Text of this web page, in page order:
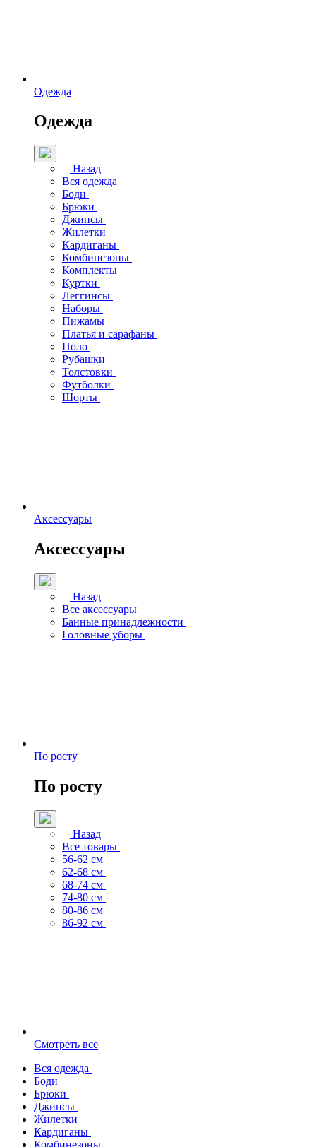
Одежда
Одежда
Назад
Вся одежда
Боди
Брюки
Джинсы
Жилетки
Кардиганы
Комбинезоны
Комплекты
Куртки
Леггинсы
Наборы
Пижамы
Платья и сарафаны
Поло
Рубашки
Толстовки
Футболки
Шорты
Аксессуары
Аксессуары
Назад
Все аксессуары
Банные принадлежности
Головные уборы
По росту
По росту
Назад
Все товары
56-62 см
62-68 см
68-74 см
74-80 см
80-86 см
86-92 см
Смотреть все
Вся одежда
Боди
Брюки
Джинсы
Жилетки
Кардиганы
Комбинезоны